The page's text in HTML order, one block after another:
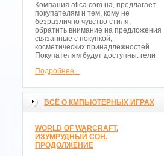
Компания atica.com.ua, предлагает
покупателям и тем, кому не
безразлично чувство стиля,
обратить внимание на предложения
связанные с покупкой,
косметических принадлежностей.
Покупателям будут доступны: гели
Подробнее...
ВСЁ О КМПЬЮТЕРНЫХ ИГРАХ
WORLD OF WARCRAFT.
ИЗУМРУДНЫЙ СОН.
ПРОДОЛЖЕНИЕ